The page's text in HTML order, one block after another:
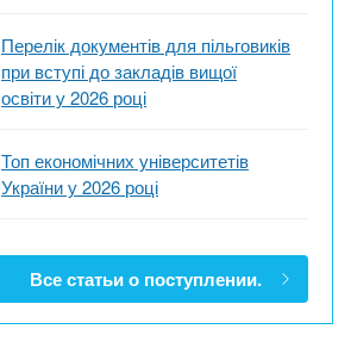
Перелік документів для пільговиків
при вступі до закладів вищої
освіти у 2026 році
Топ економічних університетів
України у 2026 році
Все статьи о поступлении.